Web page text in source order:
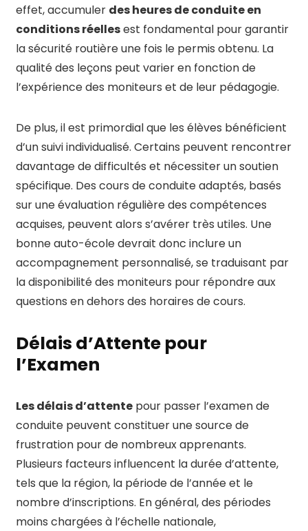
effet, accumuler des heures de conduite en
conditions réellesest fondamental pour garantir
la sécurité routière une fois le permis obtenu. La
qualité des leçons peut varier en fonction de
l’expérience des moniteurs et de leur pédagogie.
De plus, il est primordial que les élèves bénéficient
d’un suivi individualisé. Certains peuvent rencontrer
davantage de difficultés et nécessiter un soutien
spécifique. Des cours de conduite adaptés, basés
sur une évaluation régulière des compétences
acquises, peuvent alors s’avérer très utiles. Une
bonne auto-école devrait donc inclure un
accompagnement personnalisé, se traduisant par
la disponibilité des moniteurs pour répondre aux
questions en dehors des horaires de cours.
Délais d’Attente pour
l’Examen
Les délais d’attente pour passer l’examen de
conduite peuvent constituer une source de
frustration pour de nombreux apprenants.
Plusieurs facteurs influencent la durée d’attente,
tels que la région, la période de l’année et le
nombre d’inscriptions. En général, des périodes
moins chargées à l’échelle nationale,